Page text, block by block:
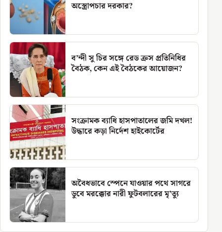
অস্ত্রোপচার দরকার?
ব’ন্দী সু চির সঙ্গে রেড ক্রস প্রতিনিধির
বৈঠক, কেন এই বৈঠকের আয়োজন?
সংক্রামক ব্যাধি হাসপাতালের জমি দখল!
উদ্ধারে কড়া নির্দেশ হাইকোর্টের
অবৈধভাবে স্পেনে যাওয়ার পথে সাগরে
ডুবে মরক্কোর নারী ফুটবলারের মৃ’ত্যু